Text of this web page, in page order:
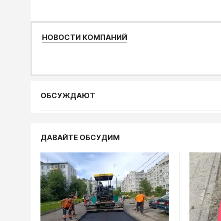
НОВОСТИ КОМПАНИЙ
ОБСУЖДАЮТ
пыль
04.08, 10:10
Происшествия
ДАВАЙТЕ ОБСУДИМ